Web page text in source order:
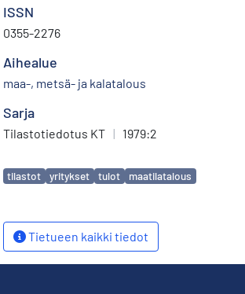
ISSN
0355-2276
Aihealue
maa-, metsä- ja kalatalous
Sarja
Tilastotiedotus KT | 1979:2
Avainsanat
tilastot yritykset tulot maatilatalous
Tietueen kaikki tiedot